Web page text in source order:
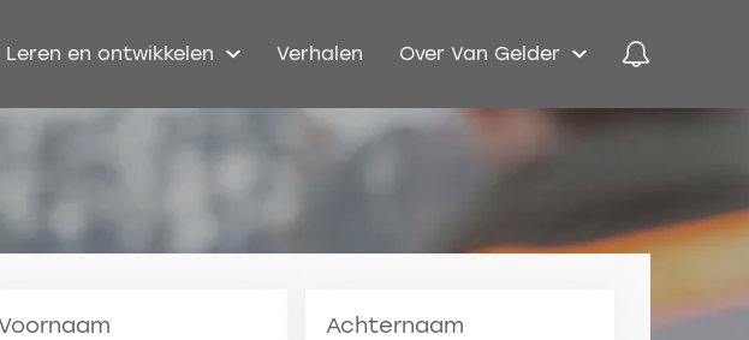
Leren en ontwikkelen Verhalen Over Van Gelder